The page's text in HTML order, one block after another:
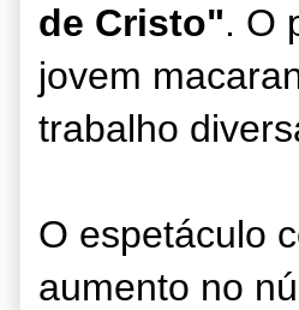
de Cristo". O
jovem
trabalho
O espetáculo
aumento no